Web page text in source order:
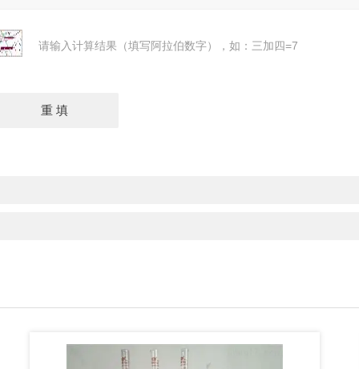
请输入计算结果（填写阿拉伯数字），如：三加四=7